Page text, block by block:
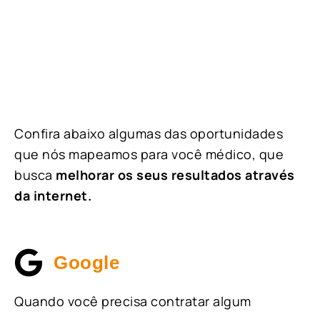
Confira abaixo algumas das oportunidades
que nós mapeamos para você médico, que
busca melhorar os seus resultados através
da internet.
Google
Quando você precisa contratar algum